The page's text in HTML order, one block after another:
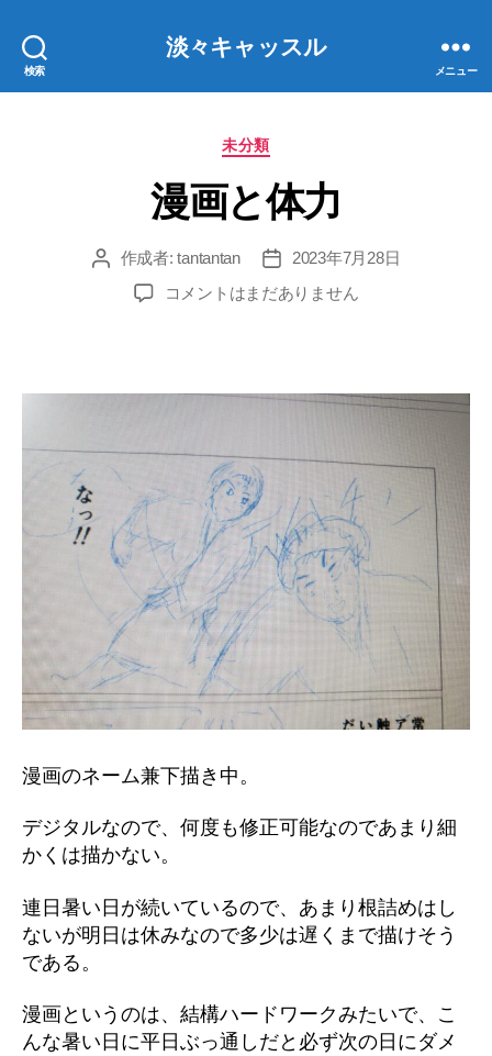
検索
淡々キャッスル
メニュー
カ
ゴ
リ
未分類
漫画と体力
投 作成者:tantantan
投
稿
日
2023年7月28日
漫
コメントはまだありません
漫画のネーム兼下描き中。
デジタルなので、何度も修正可能なのであまり細
かくは描かない。
連日暑い日が続いているので、あまり根詰めはし
ないが明日は休みなので多少は遅くまで描けそう
である。
漫画というのは、結構ハードワークみたいで、こ
んな暑い日に平日ぶっ通しだと必ず次の日にダメ